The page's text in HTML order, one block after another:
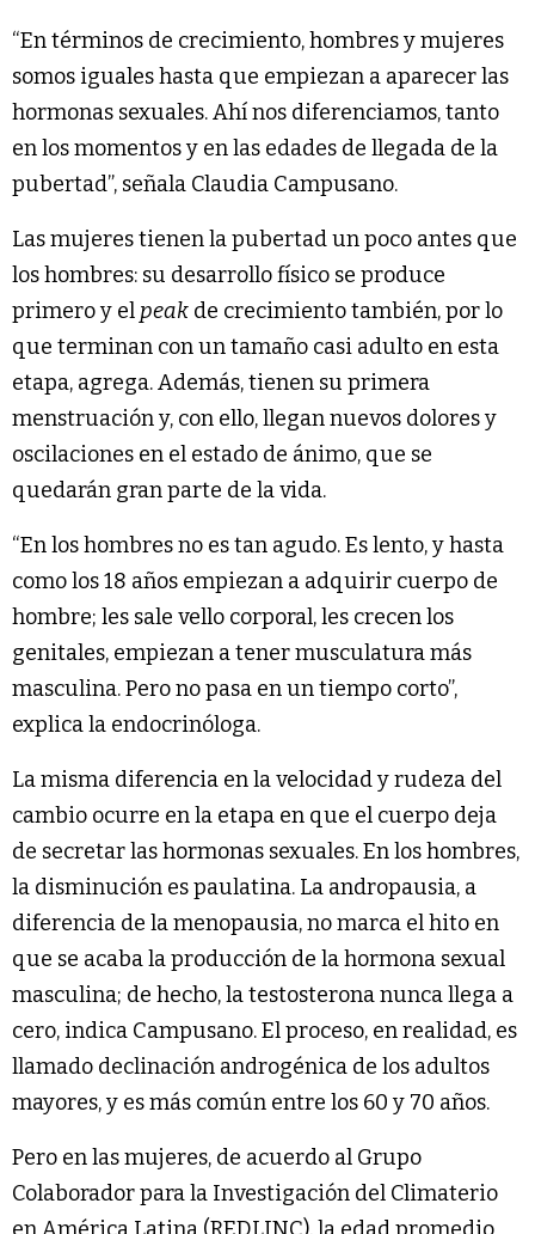
“En términos de crecimiento, hombres y mujeres
somos iguales hasta que empiezan a aparecer las
hormonas sexuales. Ahí nos diferenciamos, tanto
en los momentos y en las edades de llegada de la
pubertad”, señala Claudia Campusano.
Las mujeres tienen la pubertad un poco antes que
los hombres: su desarrollo físico se produce
primero y el peak de crecimiento también, por lo
que terminan con un tamaño casi adulto en esta
etapa, agrega. Además, tienen su primera
menstruación y, con ello, llegan nuevos dolores y
oscilaciones en el estado de ánimo, que se
quedarán gran parte de la vida.
“En los hombres no es tan agudo. Es lento, y hasta
como los 18 años empiezan a adquirir cuerpo de
hombre; les sale vello corporal, les crecen los
genitales, empiezan a tener musculatura más
masculina. Pero no pasa en un tiempo corto”,
explica la endocrinóloga.
La misma diferencia en la velocidad y rudeza del
cambio ocurre en la etapa en que el cuerpo deja
de secretar las hormonas sexuales. En los hombres,
la disminución es paulatina. La andropausia, a
diferencia de la menopausia, no marca el hito en
que se acaba la producción de la hormona sexual
masculina; de hecho, la testosterona nunca llega a
cero, indica Campusano. El proceso, en realidad, es
llamado declinación androgénica de los adultos
mayores, y es más común entre los 60 y 70 años.
Pero en las mujeres, de acuerdo al Grupo
Colaborador para la Investigación del Climaterio